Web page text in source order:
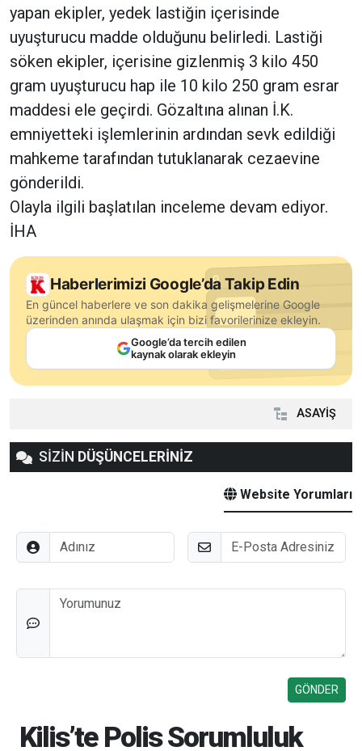
yapan ekipler, yedek lastiğin içerisinde
uyuşturucu madde olduğunu belirledi. Lastiği
söken ekipler, içerisine gizlenmiş 3 kilo 450
gram uyuşturucu hap ile 10 kilo 250 gram esrar
maddesi ele geçirdi. Gözaltına alınan İ.K.
emniyetteki işlemlerinin ardından sevk edildiği
mahkeme tarafından tutuklanarak cezaevine
gönderildi.
Olayla ilgili başlatılan inceleme devam ediyor.
İHA
Haberlerimizi Google’da Takip Edin
En güncel haberlere ve son dakika gelişmelerine Google
üzerinden anında ulaşmak için bizi favorilerinize ekleyin.
Google’da tercih edilen
kaynak olarak ekleyin
ASAYİŞ
SİZİN DÜŞÜNCELERİNİZ
Website Yorumları
Adınız E-Posta
Düşünceleriniz
Kilis’te Polis Sorumluluk